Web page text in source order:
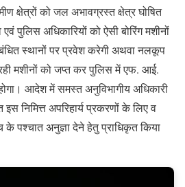
क्षेत्रों को जल अभावग्रस्त क्षेत्र घोषित
पुलिस अधिकारियों को ऐसी बोरिंग मशीनों
स्थानों पर प्रवेश करेगी अथवा नलकूप
मशीनों को जप्त कर पुलिस में एफ. आई.
आदेश में समस्त अनुविभागीय अधिकारी
इस निमित्त अपरिहार्य प्रकरणों के लिए व
पश्चात अनुज्ञा देने हेतु प्राधिकृत किया